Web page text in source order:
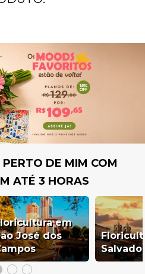
DE MIM COM
ATÉ 3 HORAS
em
José dos